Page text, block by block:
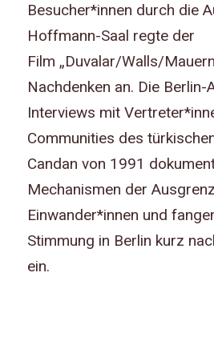
Besucher*innen durch die
Hoffmann-Saal regte der
Film „Duvalar/Walls/
Nachdenken an. Die Berlin-
Interviews mit
Communities des
Candan von 1991
Mechanismen der
Einwander*innen und
Stimmung in Berlin kurz
ein.